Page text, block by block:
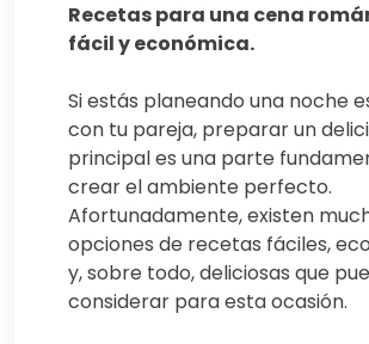
Recetas para una cena
fácil y económica.
Si estás planeando una noche
con tu pareja, preparar un
principal es una parte
crear el ambiente perfecto.
Afortunadamente, existen
opciones de recetas fáciles,
y, sobre todo, deliciosas que
considerar para esta ocasión.